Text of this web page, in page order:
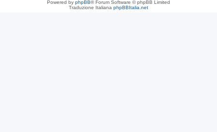
Powered by phpBB® Forum Software © phpBB Limited
Traduzione Italiana phpBBItalia.net